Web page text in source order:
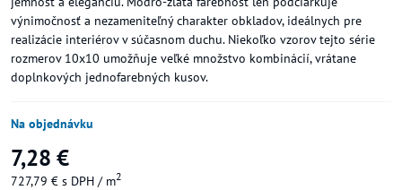
výnimočnosť a nezameniteľný charakter obkladov, ideálnych pre
realizácie interiérov v súčasnom duchu. Niekoľko vzorov tejto série
rozmerov 10x10 umožňuje veľké množstvo kombinácií, vrátane
doplnkových jednofarebných kusov.
Na objednávku
7,28 €
727,79 € s DPH / m2